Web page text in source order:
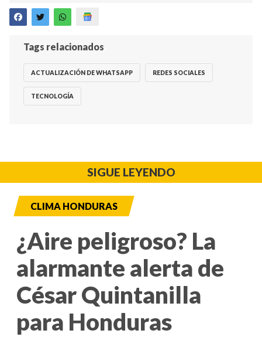
Tags relacionados
ACTUALIZACIÓN DE WHATSAPP REDES SOCIALES
TECNOLOGÍA
SIGUE LEYENDO
CLIMA HONDURAS
¿Aire peligroso? La
alarmante alerta de
César Quintanilla
para Honduras